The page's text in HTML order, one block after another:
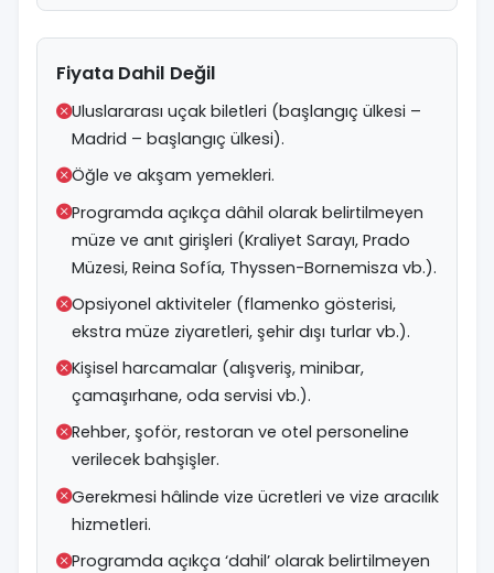
Fiyata Dahil Değil
Uluslararası uçak biletleri (başlangıç ülkesi –
Madrid – başlangıç ülkesi).
Öğle ve akşam yemekleri.
Programda açıkça dâhil olarak belirtilmeyen
müze ve anıt girişleri (Kraliyet Sarayı, Prado
Müzesi, Reina Sofía, Thyssen-Bornemisza vb.).
Opsiyonel aktiviteler (flamenko gösterisi,
ekstra müze ziyaretleri, şehir dışı turlar vb.).
Kişisel harcamalar (alışveriş, minibar,
çamaşırhane, oda servisi vb.).
Rehber, şoför, restoran ve otel personeline
verilecek bahşişler.
Gerekmesi hâlinde vize ücretleri ve vize aracılık
hizmetleri.
Programda açıkça ‘dahil’ olarak belirtilmeyen